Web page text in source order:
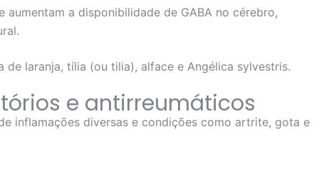
aumentam a disponibilidade de GABA no cérebro,
de laranja, tília (ou tilia), alface e Angélica sylvestris.
e antirreumáticos
inflamações diversas e condições como artrite, gota e